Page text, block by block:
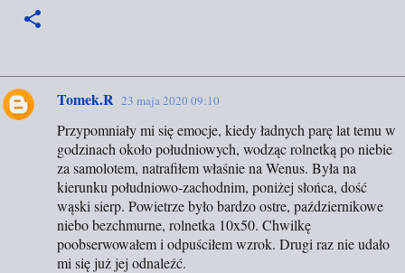
K
Tomek.R 23 maja 2020 09:10
Przypomniały mi się emocje, kiedy ładnych parę lat temu w
godzinach około południowych, wodząc rolnetką po niebie
za samolotem, natrafiłem właśnie na Wenus. Była na
kierunku południowo-zachodnim, poniżej słońca, dość
wąski sierp. Powietrze było bardzo ostre, październikowe
niebo bezchmurne, rolnetka 10x50. Chwilkę
poobserwowałem i odpuściłem wzrok. Drugi raz nie udało
mi się już jej odnaleźć.